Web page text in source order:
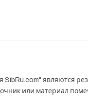
являются
или материал